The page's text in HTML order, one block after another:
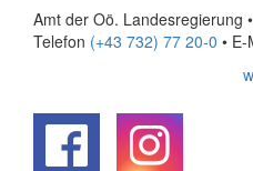
Amt der Oö. Landesregierung
Telefon (+43 732) 77 20-0 • E-